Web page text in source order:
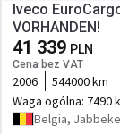
Iveco
VORHANDEN!
41 339 PLN
Cena bez VAT
2006 544000 km
Waga ogólna: 7490
Belgia, Jabbeke